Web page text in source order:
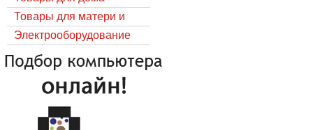
Товары для матери и
ребёнка
Электрооборудование